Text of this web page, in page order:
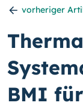
vorheriger
BMI